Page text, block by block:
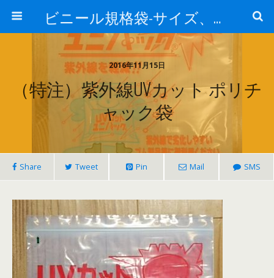
ビニール規格袋-サイズ、価格、材質-業務用チャック袋、アルミ袋、真空袋について
2016年11月15日
（特注）紫外線UVカット ポリチ
ャック袋
Share Tweet Pin Mail SMS